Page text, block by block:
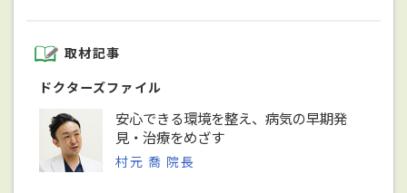
取材記事
ドクターズファイル
安心できる環境を整え、病気の早期発
見・治療をめざす
村元 喬 院長